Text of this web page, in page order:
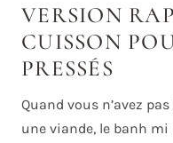
VERSION
CUISSON
PRESSÉS
Quand vous n’avez
une viande, le banh mi